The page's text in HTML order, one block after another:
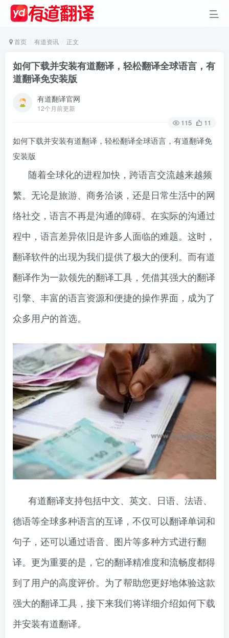
首页 有道资讯 正文
如何下载并安装有道翻译，轻松翻译全球语言，有
道翻译免安装版
有道翻译官网
12个月前更新
115 11
如何下载并安装有道翻译，轻松翻译全球语言，有道翻译免
安装版
随着全球化的进程加快，跨语言交流越来越频
繁。无论是旅游、商务洽谈，还是日常生活中的网
络社交，语言不再是沟通的障碍。在实际的沟通过
程中，语言差异依旧是许多人面临的难题。这时，
翻译软件的出现为我们提供了极大的便利。而有道
翻译作为一款领先的翻译工具，凭借其强大的翻译
引擎、丰富的语言资源和便捷的操作界面，成为了
众多用户的首选。
有道翻译支持包括中文、英文、日语、法语、
德语等全球多种语言的互译，不仅可以翻译单词和
句子，还可以通过语音、图片等多种方式进行翻
译。更为重要的是，它的翻译精准度和流畅度都得
到了用户的高度评价。为了帮助您更好地体验这款
强大的翻译工具，接下来我们将详细介绍如何下载
并安装有道翻译。